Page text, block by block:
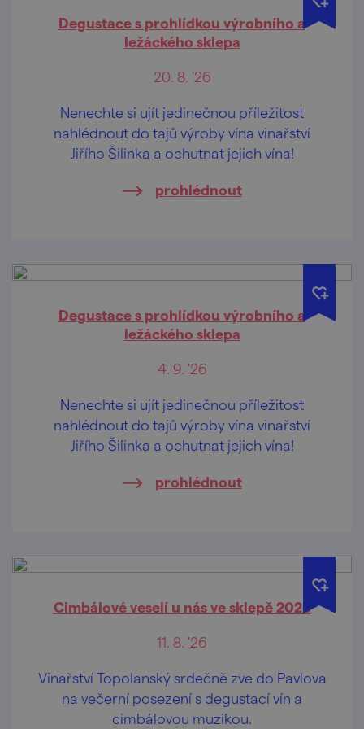
Degustace s prohlídkou výrobního a
ležáckého sklepa
20. 8. '26
Nenechte si ujít jedinečnou příležitost
nahlédnout do tajů výroby vína vinařství
Jiřího Šilinka a ochutnat jejich vína!
prohlédnout
Degustace s prohlídkou výrobního a
ležáckého sklepa
4. 9. '26
Nenechte si ujít jedinečnou příležitost
nahlédnout do tajů výroby vína vinařství
Jiřího Šilinka a ochutnat jejich vína!
prohlédnout
Cimbálové veselí u nás ve sklepě 2026
11. 8. '26
Vinařství Topolanský srdečně zve do Pavlova
na večerní posezení s degustací vín a
cimbálovou muzikou.